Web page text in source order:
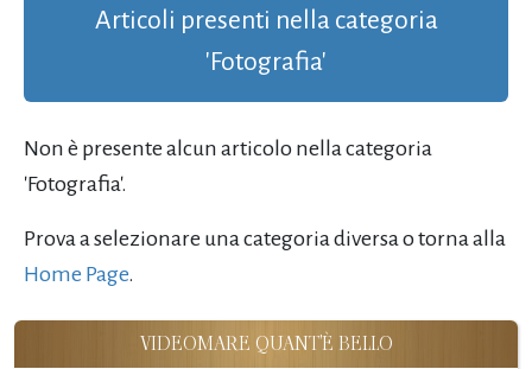
Articoli presenti nella categoria
'Fotografia'
Non è presente alcun articolo nella categoria
'Fotografia'.
Prova a selezionare una categoria diversa o torna alla
Home Page.
VIDEOMARE QUANT'È BELLO